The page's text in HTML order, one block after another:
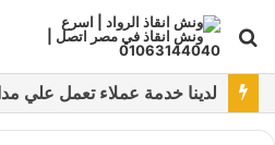
بحث
عن